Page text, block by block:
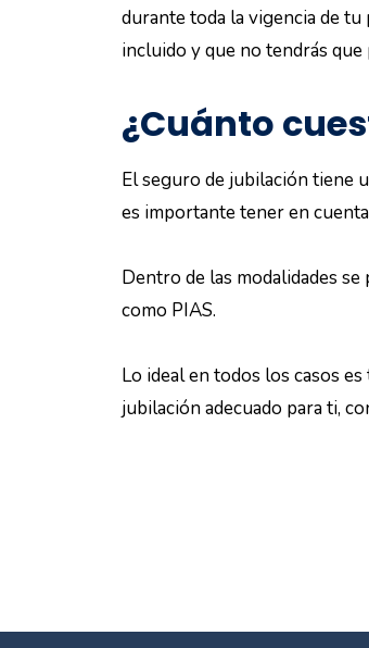
durante toda la vigencia de
incluido y que no tendrás
¿Cuánto
El seguro de jubilación tiene
es importante tener en
Dentro de las modalidades
como PIAS.
Lo ideal en todos los casos
jubilación adecuado para ti,